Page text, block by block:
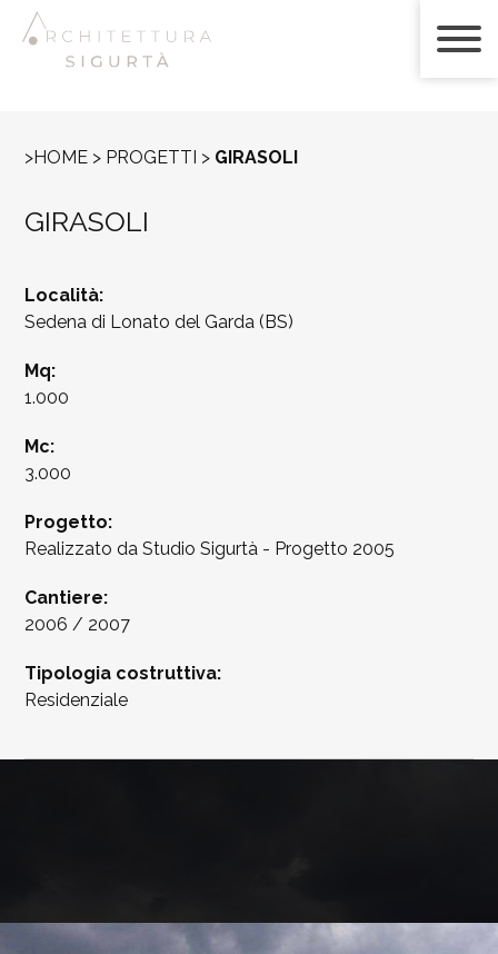
>HOME > PROGETTI > GIRASOLI
GIRASOLI
Località:
Sedena di Lonato del Garda (BS)
Mq:
1.000
Mc:
3.000
Progetto:
Realizzato da Studio Sigurtà - Progetto 2005
Cantiere:
2006 / 2007
Tipologia costruttiva:
Residenziale